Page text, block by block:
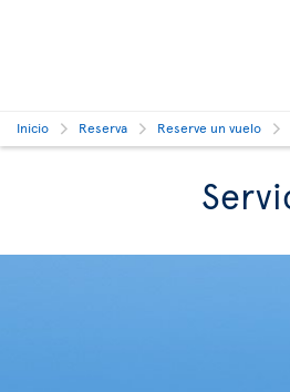
Inicio Reserva Reserve un vuelo